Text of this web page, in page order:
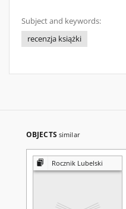
Subject and keywords:
recenzja książki
OBJECTS similar
Rocznik Lubelski